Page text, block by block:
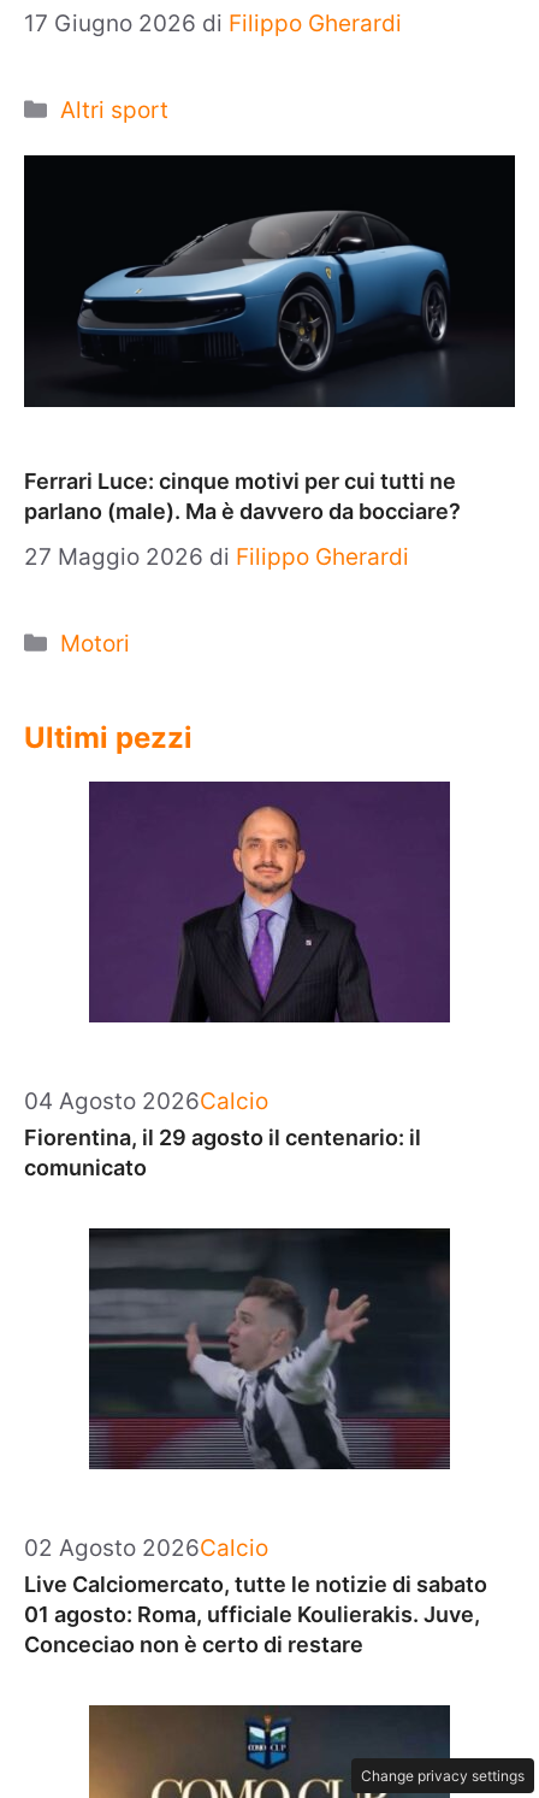
17 Giugno 2026 di Filippo Gherardi
Categorie
Altri sport
Ferrari Luce: cinque motivi per cui tutti ne
parlano (male). Ma è davvero da bocciare?
27 Maggio 2026 di Filippo Gherardi
Categorie
Motori
Ultimi pezzi
04 Agosto 2026Categorie
Calcio
Fiorentina, il 29 agosto il centenario: il
comunicato
02 Agosto 2026Categorie
Calcio
Live Calciomercato, tutte le notizie di sabato
01 agosto: Roma, ufficiale Koulierakis. Juve,
Conceciao non è certo di restare
Change privacy settings